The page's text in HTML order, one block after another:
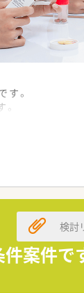
。
営基盤が安定
っています。
です。
身につきます。
す。
案件で
検討